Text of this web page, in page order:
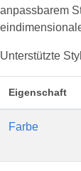
anpassbarem
Unterstützte
Eigenschaft
Farbe